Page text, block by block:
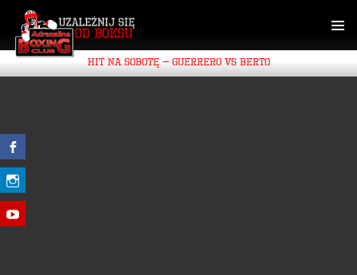
CONTENT
HIT NA SOBOTĘ – GUERRERO VS BERTO